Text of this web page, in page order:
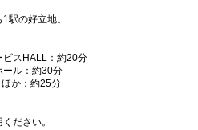
駅の好立地。
ビスHALL：約20分
ール：約30分
か：約25分
ださい。